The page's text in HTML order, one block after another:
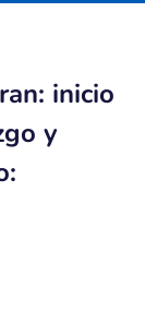
inicio
y